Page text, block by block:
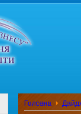
Головна